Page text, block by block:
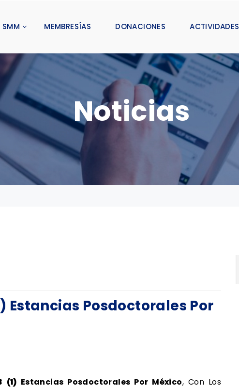
SMM MEMBRESÍAS DONACIONES ACTIVIDADES
Noticias
Estancias Posdoctorales Por
(1) Estancias Posdoctorales Por México, Con Los